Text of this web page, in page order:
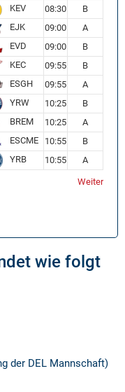
KEV 08:30
B
EJK 09:00
A
EVD 09:00
B
KEC 09:55
B
ESGH 09:55
A
YRW 10:25
B
BREM 10:25
A
ESCME 10:55
B
YRB 10:55 A
Weiter
wie folgt
der DEL Mannschaft)